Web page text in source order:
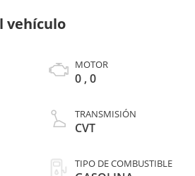
vehículo
MOTOR
0 , 0
TRANSMISIÓN
CVT
TIPO DE COMBUSTIBLE